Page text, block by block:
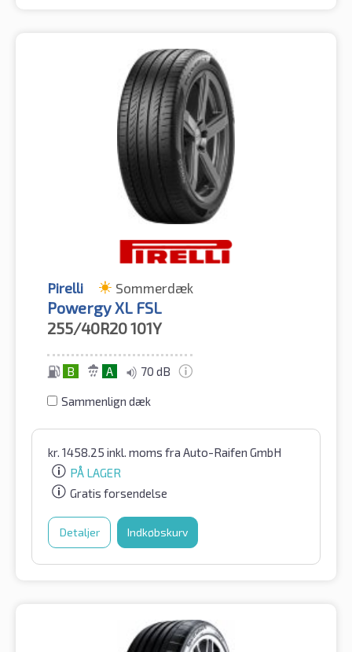
Pirelli Sommerdæk
Powergy XL FSL
255/40R20101Y
B A 70 dB
Sammenlign dæk
kr. 1458.25 inkl. moms fra Auto-Raifen GmbH
PÅ LAGER
Gratis forsendelse
Detaljer Indkøbskurv